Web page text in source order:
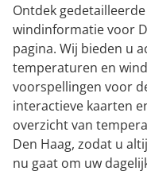
Ontdek
windinformatie voor
pagina. Wij bieden u
temperaturen en
voorspellingen voor
interactieve kaarten
overzicht van
Den Haag, zodat u
nu gaat om uw